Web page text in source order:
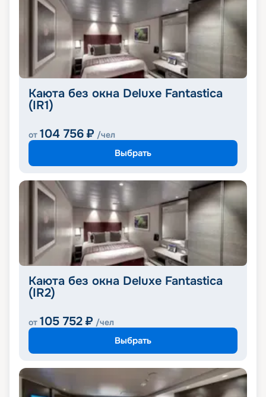
Каюта без окна Deluxe Fantastica
(IR1)
от 104 756 ₽ /чел
Выбрать
Каюта без окна Deluxe Fantastica
(IR2)
от 105 752 ₽ /чел
Выбрать